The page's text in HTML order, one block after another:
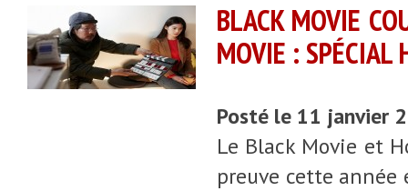
BLACK MOVIE
MOVIE : SPÉCIAL
Posté le 11 janvier
Le Black Movie et
preuve cette année